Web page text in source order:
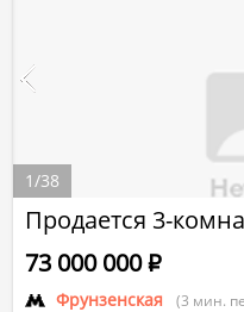
Продается 3-
Фрунзенская (3 мин.
73 000 000Р
1/38